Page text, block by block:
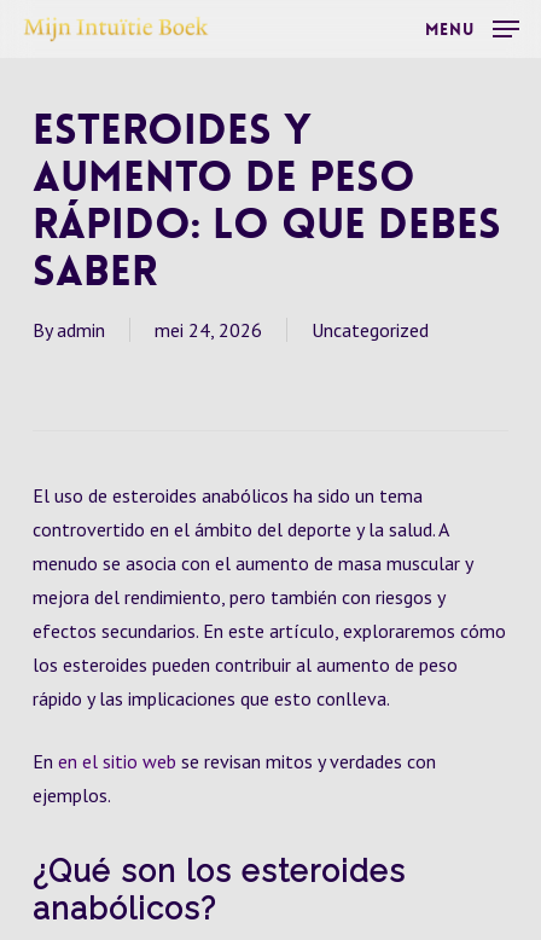
Skip
content
Menu
Esteroides y
Aumento de Peso
Rápido: Lo Que Debes
Saber
By admin mei 24, 2026 Uncategorized
El uso de esteroides anabólicos ha sido un tema
controvertido en el ámbito del deporte y la salud. A
menudo se asocia con el aumento de masa muscular y
mejora del rendimiento, pero también con riesgos y
efectos secundarios. En este artículo, exploraremos cómo
los esteroides pueden contribuir al aumento de peso
rápido y las implicaciones que esto conlleva.
En en el sitio web se revisan mitos y verdades con
ejemplos.
¿Qué son los esteroides
anabólicos?